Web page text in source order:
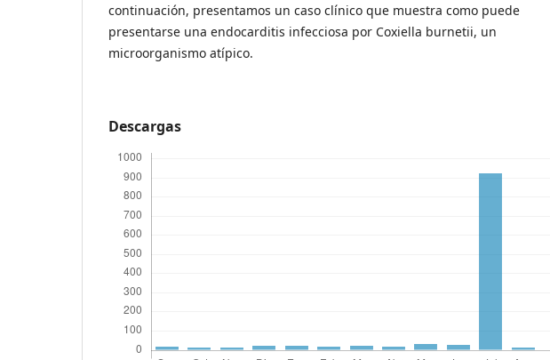
continuación, presentamos un caso clínico que muestra como puede
presentarse una endocarditis infecciosa por Coxiella burnetii, un
microorganismo atípico.
Descargas